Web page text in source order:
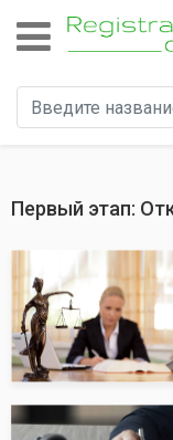
Первый этап: